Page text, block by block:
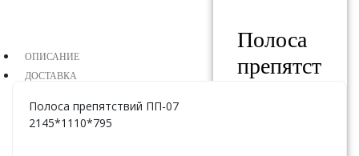
Полоса
препятст
ОПИСАНИЕ
ДОСТАВКА
Полоса препятствий ПП-07
2145*1110*795